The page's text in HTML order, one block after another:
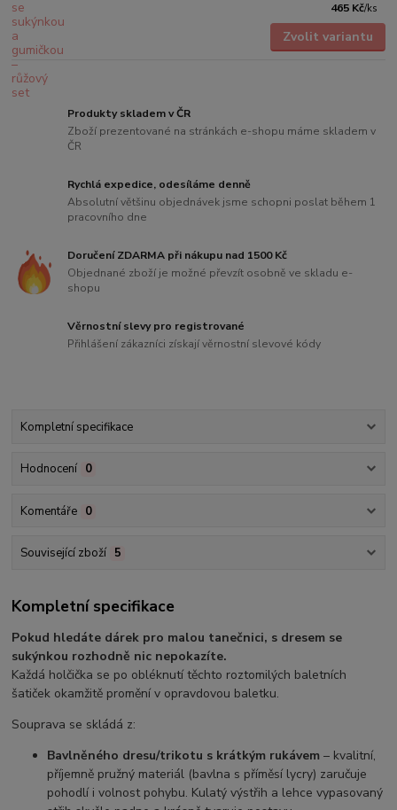
465 Kč/ks
Zvolit variantu
Produkty skladem v ČR
Zboží prezentované na stránkách e-shopu máme skladem v
ČR
Rychlá expedice, odesíláme denně
Absolutní většinu objednávek jsme schopni poslat během 1
pracovního dne
Doručení ZDARMA při nákupu nad 1500 Kč
Objednané zboží je možné převzít osobně ve skladu e-
shopu
Věrnostní slevy pro registrované
Přihlášení zákazníci získají věrnostní slevové kódy
Kompletní specifikace
Hodnocení 0
Komentáře 0
Související zboží 5
Kompletní specifikace
Pokud hledáte dárek pro malou tanečnici, s dresem se
sukýnkou rozhodně nic nepokazíte.
Každá holčička se po obléknutí těchto roztomilých baletních
šatiček okamžitě promění v opravdovou baletku.
Souprava se skládá z:
Bavlněného dresu/trikotu s krátkým rukávem – kvalitní,
příjemně pružný materiál (bavlna s příměsí lycry) zaručuje
pohodlí i volnost pohybu. Kulatý výstřih a lehce vypasovaný